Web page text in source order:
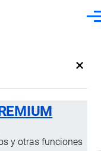
×
y otras funciones
Cómo